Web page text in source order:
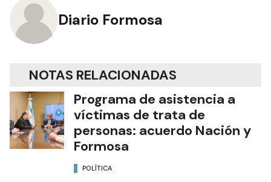
Diario Formosa
NOTAS RELACIONADAS
Programa de asistencia a
víctimas de trata de
personas: acuerdo Nación y
Formosa
POLÍTICA